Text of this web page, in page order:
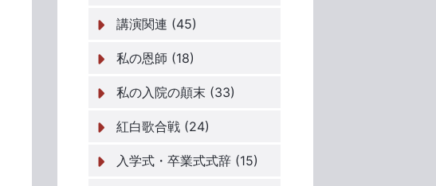
講演関連 (45)
私の恩師 (18)
私の入院の顛末 (33)
紅白歌合戦 (24)
入学式・卒業式式辞 (15)